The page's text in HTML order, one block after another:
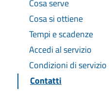
Cosa serve
Cosa si ottiene
Tempi e scadenze
Accedi al servizio
Condizioni di servizio
Contatti